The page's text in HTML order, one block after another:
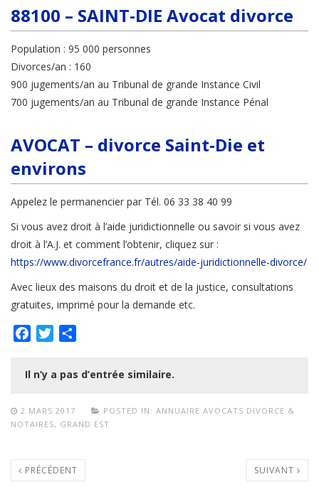
88100 – SAINT-DIE Avocat divorce
Population : 95 000 personnes
Divorces/an : 160
900 jugements/an au Tribunal de grande Instance Civil
700 jugements/an au Tribunal de grande Instance Pénal
AVOCAT – divorce Saint-Die et
environs
Appelez le permanencier par Tél. 06 33 38 40 99
Si vous avez droit à l’aide juridictionnelle ou savoir si vous avez
droit à l’A.J. et comment l’obtenir, cliquez sur :
https://www.divorcefrance.fr/autres/aide-juridictionnelle-divorce/
Avec lieux des maisons du droit et de la justice, consultations
gratuites, imprimé pour la demande etc.
FacebookTwitter
Il n’y a pas d’entrée similaire.
2 MARS 2017 POSTED IN: ANNUAIRE AVOCATS DIVORCE &
NOTAIRES, GRAND EST
PRÉCÉDENT SUIVANT